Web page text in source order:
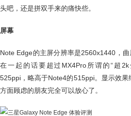
头吧，还是拼双手来的痛快些。
屏幕
Note Edge的主屏分辨率是2560x1440，
在一起的话要超过MX4Pro所谓的“超
525ppi，略高于Note4的515ppi。显示效
方面顾虑的朋友完全可以放心了。